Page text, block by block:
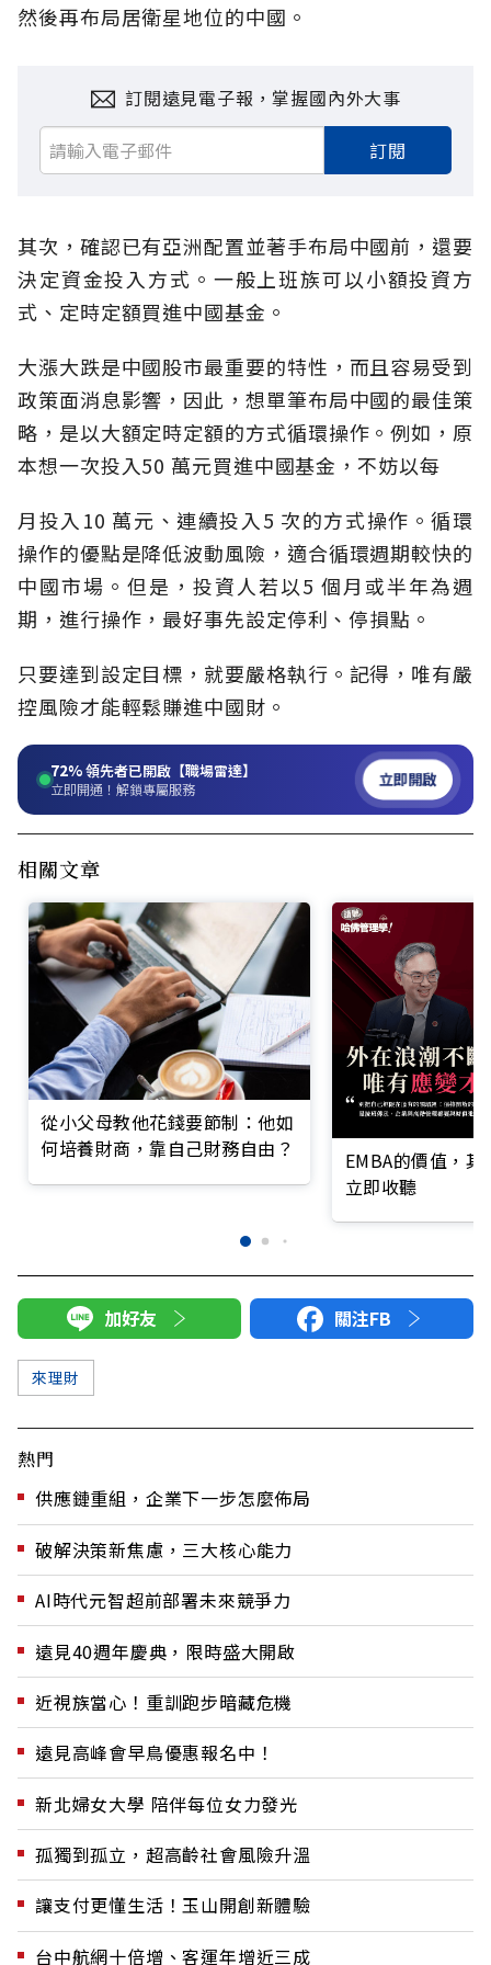
然後再布局居衛星地位的中國。
訂閱遠見電子報，掌握國內外大事
訂閱
其次，確認已有亞洲配置並著手布局中國前，還要
決定資金投入方式。一般上班族可以小額投資方
式、定時定額買進中國基金。
大漲大跌是中國股市最重要的特性，而且容易受到
政策面消息影響，因此，想單筆布局中國的最佳策
略，是以大額定時定額的方式循環操作。例如，原
本想一次投入50 萬元買進中國基金，不妨以每
月投入10 萬元、連續投入5 次的方式操作。循環
操作的優點是降低波動風險，適合循環週期較快的
中國市場。但是，投資人若以5 個月或半年為週
期，進行操作，最好事先設定停利、停損點。
只要達到設定目標，就要嚴格執行。記得，唯有嚴
控風險才能輕鬆賺進中國財。
72%領先者已開啟【職場雷達】
立即開通！解鎖專屬服務 立即開啟
相關文章
從小父母教他花錢要節制：他如
何培養財商，靠自己財務自由？
EMBA的價值，
立即收聽
加好友 關注FB
來理財
熱門
供應鏈重組，企業下一步怎麼佈局
破解決策新焦慮，三大核心能力
AI時代元智超前部署未來競爭力
遠見40週年慶典，限時盛大開啟
近視族當心！重訓跑步暗藏危機
遠見高峰會早鳥優惠報名中！
新北婦女大學 陪伴每位女力發光
孤獨到孤立，超高齡社會風險升溫
讓支付更懂生活！玉山開創新體驗
台中航網十倍增、客運年增近三成